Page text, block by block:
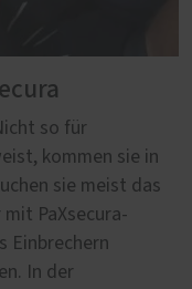
so für
kommen sie in
sie meist das
PaXsecura-
Einbrechern
In der